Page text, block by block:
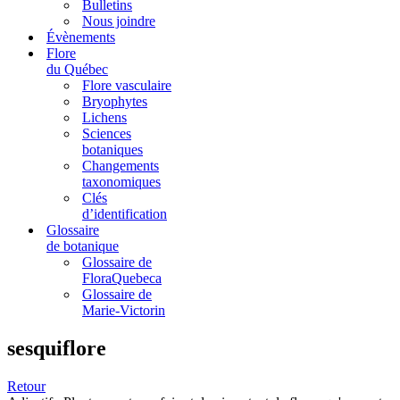
Bulletins
Nous joindre
Évènements
Flore
du Québec
Flore vasculaire
Bryophytes
Lichens
Sciences
botaniques
Changements
taxonomiques
Clés
d’identification
Glossaire
de botanique
Glossaire de
FloraQuebeca
Glossaire de
Marie-Victorin
sesquiflore
Retour